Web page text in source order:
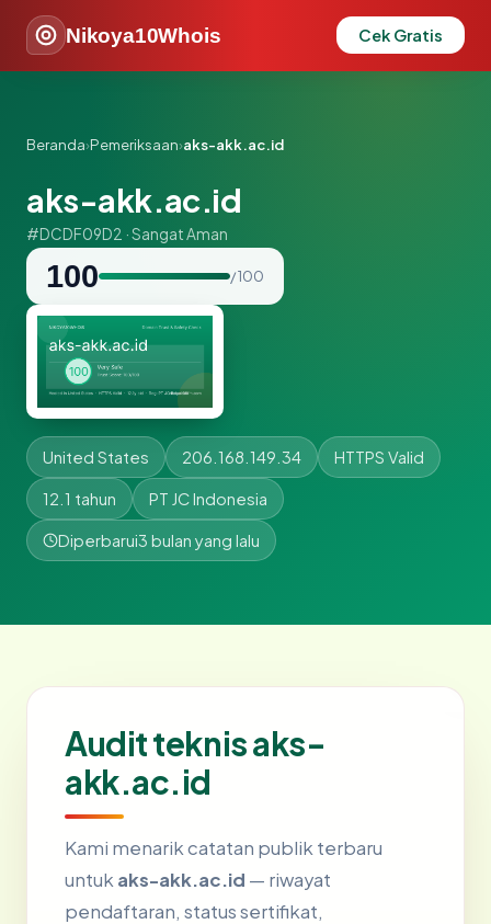
Nikoya10Whois Cek Gratis
Beranda›Pemeriksaan›aks-akk.ac.id
aks-akk.ac.id
#DCDF09D2 · Sangat Aman
100 / 100
United States 206.168.149.34 HTTPS Valid
12.1 tahun PT JC Indonesia
Diperbarui3 bulan yang lalu
Audit teknis aks-
akk.ac.id
Kami menarik catatan publik terbaru
untuk aks-akk.ac.id — riwayat
pendaftaran, status sertifikat,